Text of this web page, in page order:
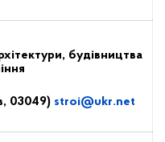
будівництва
03049) stroi@ukr.net